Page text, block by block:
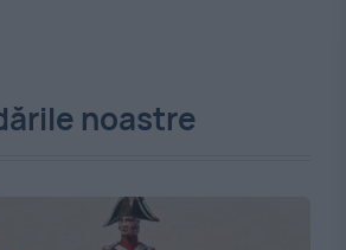
noastre